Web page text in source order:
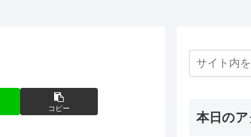
コピー
本日の